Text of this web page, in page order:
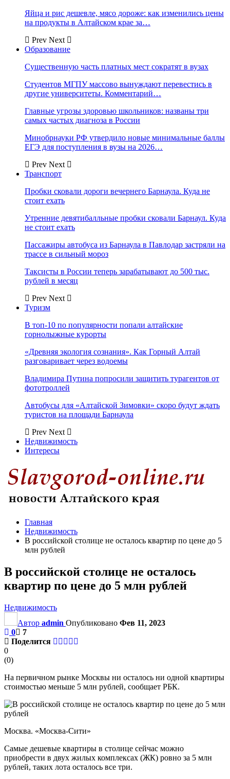
Яйца и рис дешевле, мясо дороже: как изменились цены
на продукты в Алтайском крае за…
Prev Next
Образование
Существенную часть платных мест сократят в вузах
Студентов МГПУ массово вынуждают перевестись в
другие университеты. Комментарий…
Главные угрозы здоровью школьников: названы три
самых частых диагноза в России
Минобрнауки РФ утвердило новые минимальные баллы
ЕГЭ для поступления в вузы на 2026…
Prev Next
Транспорт
Пробки сковали дороги вечернего Барнаула. Куда не
стоит ехать
Утренние девятибалльные пробки сковали Барнаул. Куда
не стоит ехать
Пассажиры автобуса из Барнаула в Павлодар застряли на
трассе в сильный мороз
Таксисты в России теперь зарабатывают до 500 тыс.
рублей в месяц
Prev Next
Туризм
В топ-10 по популярности попали алтайские
горнолыжные курорты
«Древняя экология сознания». Как Горный Алтай
разговаривает через водоемы
Владимира Путина попросили защитить турагентов от
фототроллей
Автобусы для «Алтайской Зимовки» скоро будут ждать
туристов на площади Барнаула
Prev Next
Недвижимость
Интересы
Главная
Недвижимость
В российской столице не осталось квартир по цене до 5
млн рублей
В российской столице не осталось
квартир по цене до 5 млн рублей
Недвижимость
Автор admin Опубликовано Фев 11, 2023
0
7
Поделится
0
(0)
На первичном рынке Москвы ни осталось ни одной квартиры
стоимостью меньше 5 млн рублей, сообщает РБК.
Москва. «Москва-Сити»
Самые дешевые квартиры в столице сейчас можно
приобрести в двух жилых комплексах (ЖК) ровно за 5 млн
рублей, таких лота осталось все три.